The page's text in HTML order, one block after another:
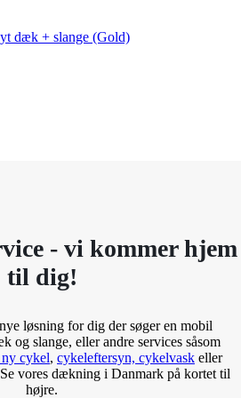
dæk + slange (Gold)
- vi kommer hjem
til dig!
løsning for dig der søger en mobil
og slange, eller andre services såsom
cykel, cykeleftersyn, cykelvask eller
vores dækning i Danmark på kortet til
højre.